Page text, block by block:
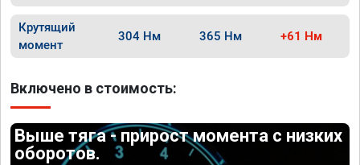
Крутящий
момент
304 Нм 365 Нм +61 Нм
Включено в стоимость:
Выше тяга - прирост момента с низких
оборотов.